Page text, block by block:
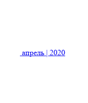
апрель | 2020